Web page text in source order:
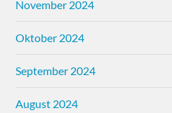
November 2024
Oktober 2024
September 2024
August 2024